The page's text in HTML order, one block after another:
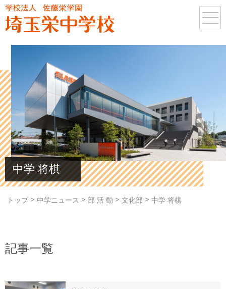
中学 将棋
トップ> 中学ニュース > 部 活 動 > 文化部 > 中学 将棋
記事一覧